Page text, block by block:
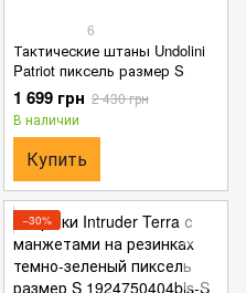
6
Тактические штаны Undolini
Patriot пиксель размер S
1 699 грн 2 430 грн
В наличии
Купить
−30%